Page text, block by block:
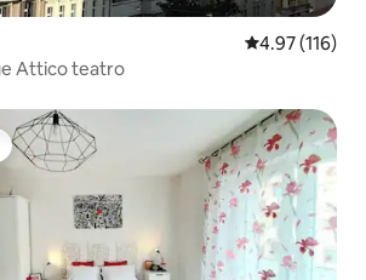
Meánrátáil
4.97 (116)
Attico teatro